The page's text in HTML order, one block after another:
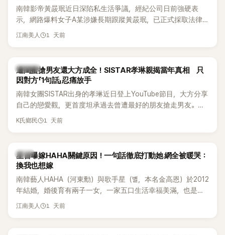
南韓影帝黃晸珉近日深陷私生活爭議，經紀公司日前強硬表
示，網路爆料女子A某涉嫌長期跟蹤黃晸珉，已正式採取法律
行動。不過，A並未停止發聲，持續透過社群平台公開爆料，反
的錄音內容，而A也首度承認自己過去曾是SHINee、NCT等偶
像團體的「站姐」，事件持續延燒。
江南美人 1 天前
K-POP
遭閨蜜搶男友還大方成全！SISTAR孝琳親揭當年真相 只
因對方「1句話」忍痛放手
南韓女團SISTAR出身的孝琳近日登上YouTube節目，大方分享
自己的戀愛觀，更首度坦承過去曾遭最好的朋友搶走男友。她
表示，當時選擇瀟灑放手，但如果同樣的事情現在再發生，「我
K氏鄉民 1 天前
韓星
星首曝嫁HAHA關鍵原因！一句話徹底打動她 網全被暖哭：
換我也想嫁
南韓藝人HAHA（河東勳）與歌手星（별，本名金高恩）於2012
年結婚，婚後育有兩子一女，一家五口生活幸福美滿，也是韓
國演藝圈公認的模範夫妻。近日，星首度公開當年決定嫁給
江南美人 1 天前